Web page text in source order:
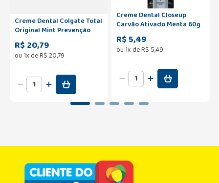
Creme Dental Colgate Total
Original Mint Prevenção
Ativa 180g
R$ 20,79
ou1x deR$20,79
Creme Dental Closeup
Carvão Ativado Menta 60g
R$ 5,49
ou1x deR$ 5,49